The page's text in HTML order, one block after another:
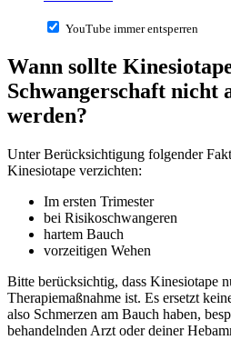
YouTube immer entsperren
Wann sollte
Schwangerschaft nicht
werden?
Unter Berücksichtigung folgender
Kinesiotape verzichten:
Im ersten Trimester
bei Risikoschwangeren
hartem Bauch
vorzeitigen Wehen
Bitte berücksichtig, dass Kinesiotape
Therapiemaßnahme ist. Es ersetzt
also Schmerzen am Bauch haben,
behandelnden Arzt oder deiner